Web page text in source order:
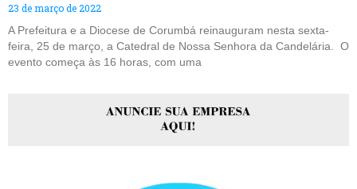
23 de março de 2022
A Prefeitura e a Diocese de Corumbá reinauguram nesta sexta-
feira, 25 de março, a Catedral de Nossa Senhora da Candelária. O
evento começa às 16 horas, com uma